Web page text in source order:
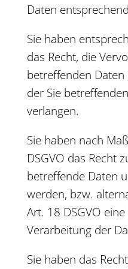
Daten
Sie haben
das Recht, die
betreffenden
der Sie
verlangen.
Sie haben nach
DSGVO das Recht
betreffende Daten
werden, bzw.
Art. 18 DSGVO
Verarbeitung der
Sie haben das